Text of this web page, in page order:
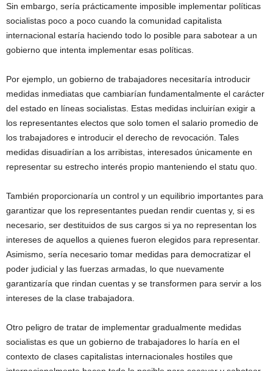
Sin embargo, sería prácticamente imposible implementar políticas
socialistas poco a poco cuando la comunidad capitalista
internacional estaría haciendo todo lo posible para sabotear a un
gobierno que intenta implementar esas políticas.
Por ejemplo, un gobierno de trabajadores necesitaría introducir
medidas inmediatas que cambiarían fundamentalmente el carácter
del estado en líneas socialistas. Estas medidas incluirían exigir a
los representantes electos que solo tomen el salario promedio de
los trabajadores e introducir el derecho de revocación. Tales
medidas disuadirían a los arribistas, interesados ​​únicamente en
representar su estrecho interés propio manteniendo el statu quo.
También proporcionaría un control y un equilibrio importantes para
garantizar que los representantes puedan rendir cuentas y, si es
necesario, ser destituidos de sus cargos si ya no representan los
intereses de aquellos a quienes fueron elegidos para representar.
Asimismo, sería necesario tomar medidas para democratizar el
poder judicial y las fuerzas armadas, lo que nuevamente
garantizaría que rindan cuentas y se transformen para servir a los
intereses de la clase trabajadora.
Otro peligro de tratar de implementar gradualmente medidas
socialistas es que un gobierno de trabajadores lo haría en el
contexto de clases capitalistas internacionales hostiles que